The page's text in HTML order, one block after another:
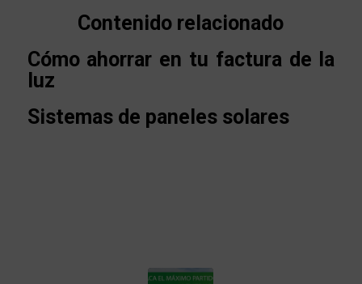
Contenido relacionado
Cómo ahorrar en tu factura de la
luz
Sistemas de paneles solares